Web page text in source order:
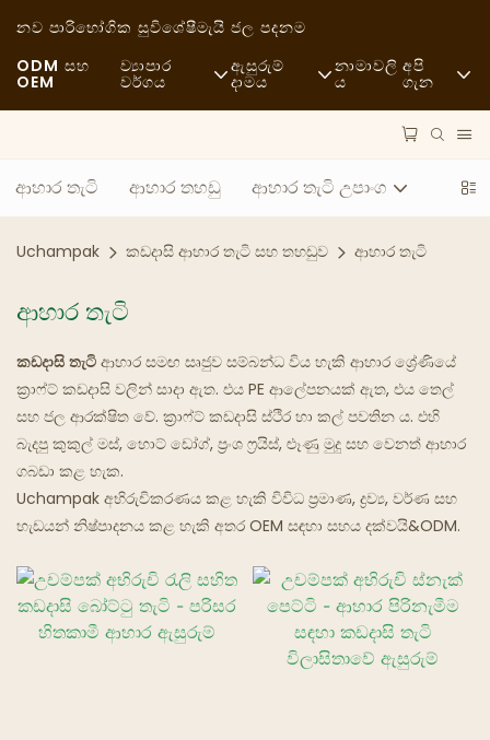
නව පාරිභෝගික සුවිශේෂීමැයි ජල පදනම
ODM සහ
OEM
ව්‍යාපාර
වර්ගය
අනියම්
බුෆේ
ආහාර ට්‍රක් රථ
බේකරිය
තෙල් සහිත හැන්දක්
භූත අවන්හල්
ඇසුරුම්
දාමය
ප්‍රවාහනය
නාමාවලි
ය
අපි
ගැන
ආහාර තැටි ආහාර තහඩු ආහාර තැටි උපාංග
Uchampak කඩදාසි ආහාර තැටි සහ තහඩුව ආහාර තැටි
ආහාර තැටි
කඩදාසි තැටි ආහාර සමඟ සෘජුව සම්බන්ධ විය හැකි ආහාර ශ්‍රේණියේ
ක්‍රාෆ්ට් කඩදාසි වලින් සාදා ඇත. එය PE ආලේපනයක් ඇත, එය තෙල්
සහ ජල ආරක්ෂිත වේ. ක්‍රාෆ්ට් කඩදාසි ස්ථිර හා කල් පවතින ය. එහි
බැදපු කුකුල් මස්, හොට් ඩෝග්, ප්‍රංශ ෆ්‍රයිස්, ළූණු මුදු සහ වෙනත් ආහාර
ගබඩා කළ හැක.
Uchampak අභිරුචිකරණය කළ හැකි විවිධ ප්‍රමාණ, ද්‍රව්‍ය, වර්ණ සහ
හැඩයන් නිෂ්පාදනය කළ හැකි අතර OEM සඳහා සහය දක්වයි&ODM.